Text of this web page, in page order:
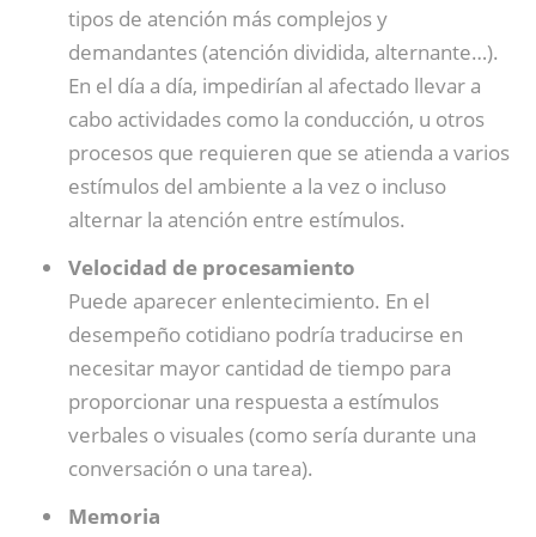
tipos de atención más complejos y
demandantes (atención dividida, alternante…).
En el día a día, impedirían al afectado llevar a
cabo actividades como la conducción, u otros
procesos que requieren que se atienda a varios
estímulos del ambiente a la vez o incluso
alternar la atención entre estímulos.
Velocidad de procesamiento
Puede aparecer enlentecimiento. En el
desempeño cotidiano podría traducirse en
necesitar mayor cantidad de tiempo para
proporcionar una respuesta a estímulos
verbales o visuales (como sería durante una
conversación o una tarea).
Memoria